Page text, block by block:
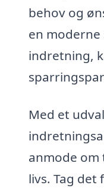
behov og
en moderne
indretning,
Med et
anmode om
livs. Tag